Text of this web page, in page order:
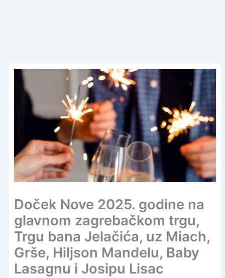
Doček Nove 2025. godine na
glavnom zagrebačkom trgu,
Trgu bana Jelačića, uz Miach,
Grše, Hiljson Mandelu, Baby
Lasagnu i Josipu Lisac